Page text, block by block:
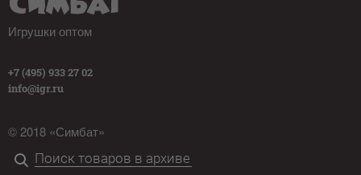
Игрушки оптом
+7 (495) 933 27 02
info@igr.ru
© 2018 «Симбат»